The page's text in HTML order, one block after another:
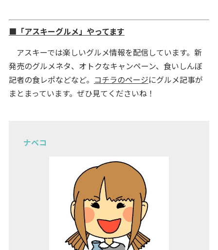
■「アスキーグルメ」やってます
アスキーでは楽しいグルメ情報を配信しています。新
発売のグルメネタ、オトクなキャンペーン、食いしんぼ
記者の食レポなどなど。 コチラのページにグルメ記事が
まとまっています。ぜひ見てくださいね！
ナベコ